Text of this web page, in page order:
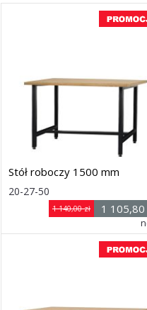
Stół roboczy 1500 mm
20-27-50
1 105,80
1 140,00 zł